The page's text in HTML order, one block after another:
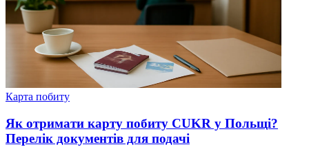
Карта побиту
Як отримати карту побиту СUKR у Польщі?
Перелік документів для подачі